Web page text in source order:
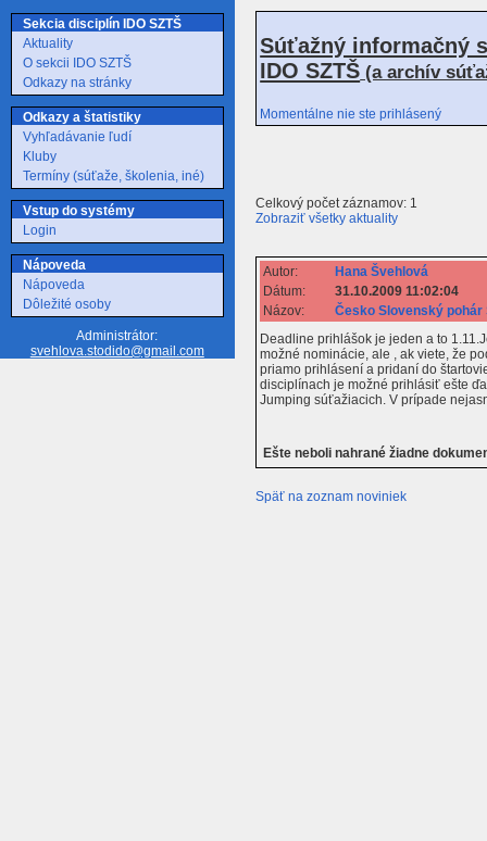
Sekcia disciplín IDO SZTŠ
Aktuality
O sekcii IDO SZTŠ
Odkazy na stránky
Odkazy a štatistiky
Vyhľadávanie ľudí
Kluby
Termíny (súťaže, školenia, iné)
Vstup do systémy
Login
Nápoveda
Nápoveda
Dôležité osoby
Administrátor:
svehlova.stodido@gmail.com
Súťažný informačný
IDO SZTŠ (a archív
Momentálne nie ste prihlásený
Celkový počet záznamov: 1
Zobraziť všetky aktuality
Autor:
Hana Švehlová
Dátum:
31.10.2009 11:02:04
Názov:
Česko Slovenský pohár
Deadline prihlášok je jeden a to
možné nominácie, ale , ak viete, že
priamo prihlásení a pridaní do
disciplínach je možné prihlásiť ešte
Jumping súťažiacich. V prípade
Ešte neboli nahrané žiadne
Späť na zoznam noviniek